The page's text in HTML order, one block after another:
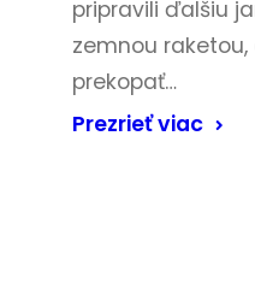
pripravili ďalšiu
zemnou
prekopať…
Prezrieť viac